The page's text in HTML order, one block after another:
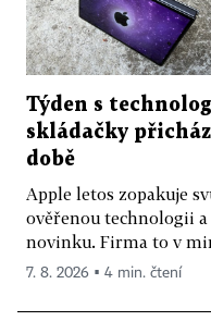
Týden s
skládačky
době
Apple letos zopakuje
ověřenou technologii
novinku. Firma to v
7. 8. 2026 ▪ 4 min. čtení